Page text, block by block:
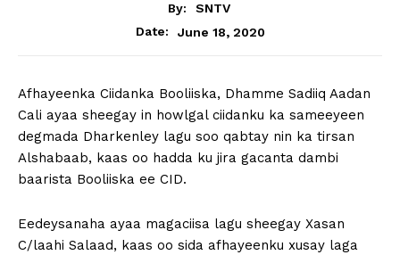
By:
SNTV
Date:
June 18, 2020
Afhayeenka Ciidanka Booliiska, Dhamme Sadiiq Aadan
Cali ayaa sheegay in howlgal ciidanku ka sameeyeen
degmada Dharkenley lagu soo qabtay nin ka tirsan
Alshabaab, kaas oo hadda ku jira gacanta dambi
baarista Booliiska ee CID.
Eedeysanaha ayaa magaciisa lagu sheegay Xasan
C/laahi Salaad, kaas oo sida afhayeenku xusay laga